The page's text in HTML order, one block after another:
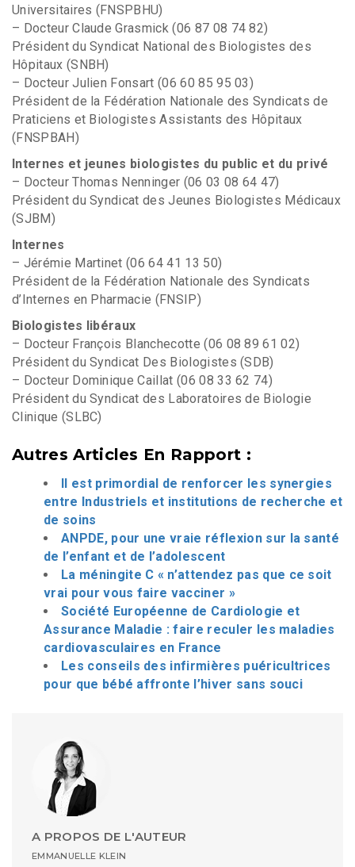
Universitaires (FNSPBHU)
– Docteur Claude Grasmick (06 87 08 74 82)
Président du Syndicat National des Biologistes des
Hôpitaux (SNBH)
– Docteur Julien Fonsart (06 60 85 95 03)
Président de la Fédération Nationale des Syndicats de
Praticiens et Biologistes Assistants des Hôpitaux
(FNSPBAH)
Internes et jeunes biologistes du public et du privé
– Docteur Thomas Nenninger (06 03 08 64 47)
Président du Syndicat des Jeunes Biologistes Médicaux
(SJBM)
Internes
– Jérémie Martinet (06 64 41 13 50)
Président de la Fédération Nationale des Syndicats
d’Internes en Pharmacie (FNSIP)
Biologistes libéraux
– Docteur François Blanchecotte (06 08 89 61 02)
Président du Syndicat Des Biologistes (SDB)
– Docteur Dominique Caillat (06 08 33 62 74)
Président du Syndicat des Laboratoires de Biologie
Clinique (SLBC)
Autres Articles En Rapport :
Il est primordial de renforcer les synergies
entre Industriels et institutions de recherche et
de soins
ANPDE, pour une vraie réflexion sur la santé
de l’enfant et de l’adolescent
La méningite C « n’attendez pas que ce soit
vrai pour vous faire vacciner »
Société Européenne de Cardiologie et
Assurance Maladie : faire reculer les maladies
cardiovasculaires en France
Les conseils des infirmières puéricultrices
pour que bébé affronte l’hiver sans souci
A PROPOS DE L'AUTEUR
EMMANUELLE KLEIN